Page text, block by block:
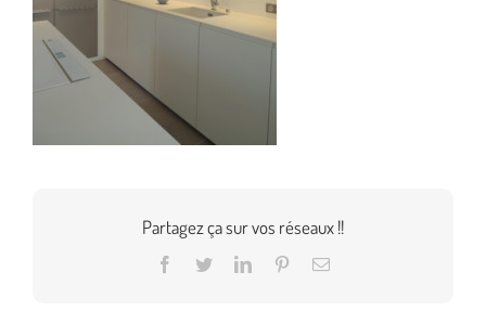
Partagez ça sur vos réseaux !!
Facebook
TwitterLinkedInPinterestEmail